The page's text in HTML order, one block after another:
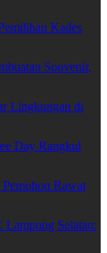
Kades
Souvenir,
Lingkungan di
Day Rangkul
Rawat
Selatan: